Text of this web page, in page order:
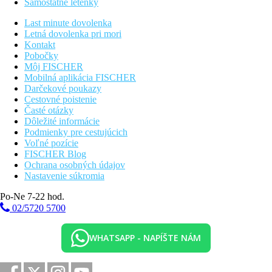
Športová ponuka
Zadarmo: windsurfing, kajaky, šnorchlovanie, stolný
tenis, plážový volejbal, tenis (loptičky za poplatok),
horské bicykle, fitness centrum.
Za poplatok:
nachádza 18-jamkové golfové ihrisko.
Deti
TamTam detský klub (3–12 rokov).
Štúdio 17 klub pre teenagerov 12-17 rokov.
Stravovanie
All Inclusive:
Raňajky formou bufetu
Obed a večera formou bufetu alebo menu
Popoludňajší čaj
Neobmedzená konzumácia rozlievaných nealkoholických
nápojov a miestnych aj vybraných importovaných
alkoholických nápojov
Zvláštnosti
Diskotéka v hoteli.
Web
Last minute dovolenka
Letná dovolenka pri mori
Kontakt
Pobočky
Môj FISCHER
Mobilná aplikácia FISCHER
Darčekové poukazy
Cestovné poistenie
Časté otázky
Dôležité informácie
Podmienky pre cestujúcich
Voľné pozície
FISCHER Blog
Ochrana osobných údajov
Nastavenie súkromia
Po-Ne 7-22 hod.
02/5720 5700
WHATSAPP - NAPÍŠTE NÁM